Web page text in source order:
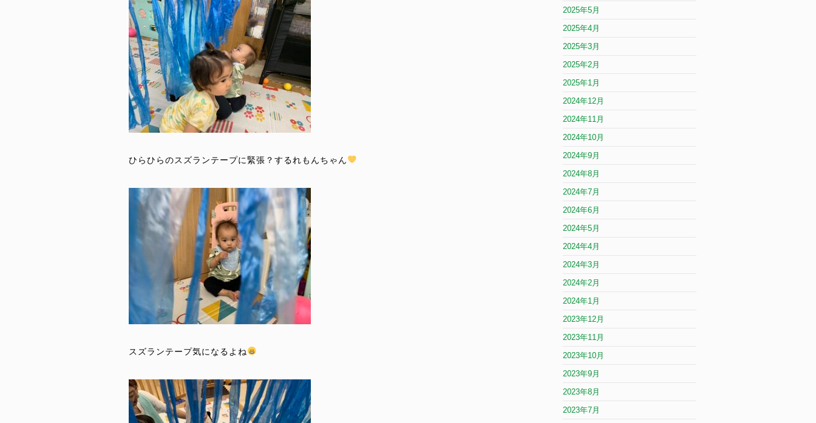
ひらひらのスズランテープに緊張？するれもんちゃん
スズランテープ気になるよね
2025年5月
2025年4月
2025年3月
2025年2月
2025年1月
2024年12月
2024年11月
2024年10月
2024年9月
2024年8月
2024年7月
2024年6月
2024年5月
2024年4月
2024年3月
2024年2月
2024年1月
2023年12月
2023年11月
2023年10月
2023年9月
2023年8月
2023年7月